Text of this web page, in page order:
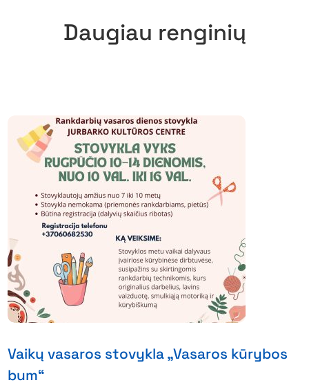
Daugiau renginių
Vaikų vasaros stovykla „Vasaros kūrybos
bum“